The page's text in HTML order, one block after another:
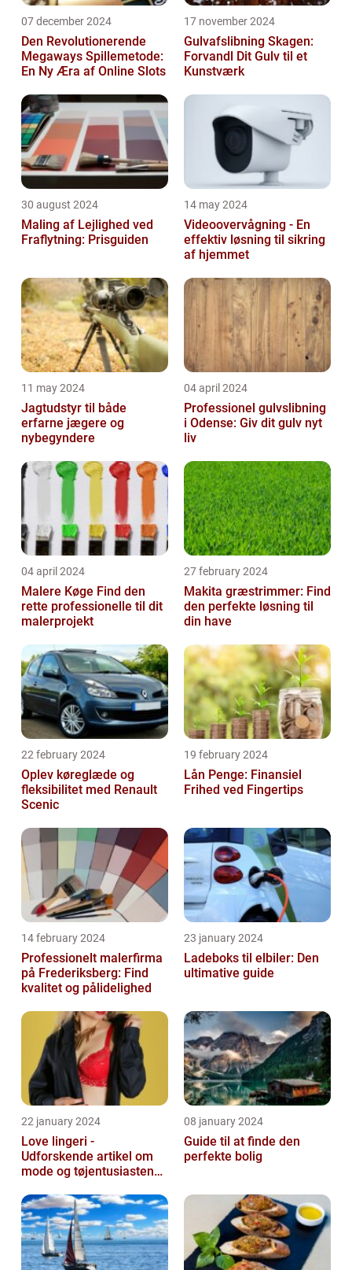
07 december 2024
Den Revolutionerende
Megaways Spillemetode:
En Ny Æra af Online Slots
17 november 2024
Gulvafslibning Skagen:
Forvandl Dit Gulv til et
Kunstværk
30 august 2024
Maling af Lejlighed ved
Fraflytning: Prisguiden
14 may 2024
Videoovervågning - En
effektiv løsning til sikring
af hjemmet
11 may 2024
Jagtudstyr til både
erfarne jægere og
nybegyndere
04 april 2024
Professionel gulvslibning
i Odense: Giv dit gulv nyt
liv
04 april 2024
Malere Køge Find den
rette professionelle til dit
malerprojekt
27 february 2024
Makita græstrimmer: Find
den perfekte løsning til
din have
22 february 2024
Oplev køreglæde og
fleksibilitet med Renault
Scenic
19 february 2024
Lån Penge: Finansiel
Frihed ved Fingertips
14 february 2024
Professionelt malerfirma
på Frederiksberg: Find
kvalitet og pålidelighed
23 january 2024
Ladeboks til elbiler: Den
ultimative guide
22 january 2024
Love lingeri -
Udforskende artikel om
mode og tøjentusiastens
08 january 2024
Guide til at finde den
perfekte bolig